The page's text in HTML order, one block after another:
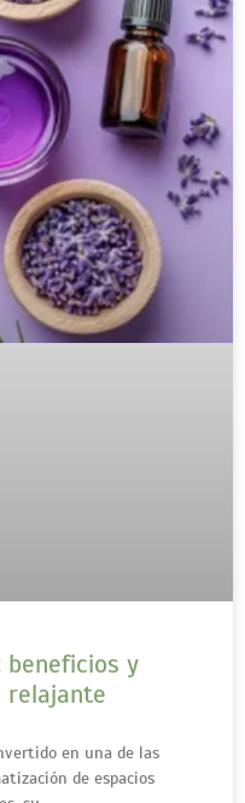
beneficios y
relajante
en una de las
de espacios